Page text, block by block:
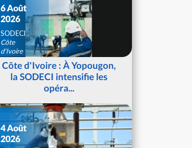
6 Août
2026
SODECI
Côte
d'Ivoire
Côte d'Ivoire : À Yopougon,
la SODECI intensifie les
opéra...
4 Août
2026